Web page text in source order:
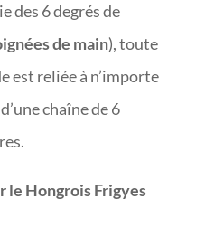
des 6 degrés de
de main), toute
est reliée à n’importe
chaîne de 6
le Hongrois Frigyes